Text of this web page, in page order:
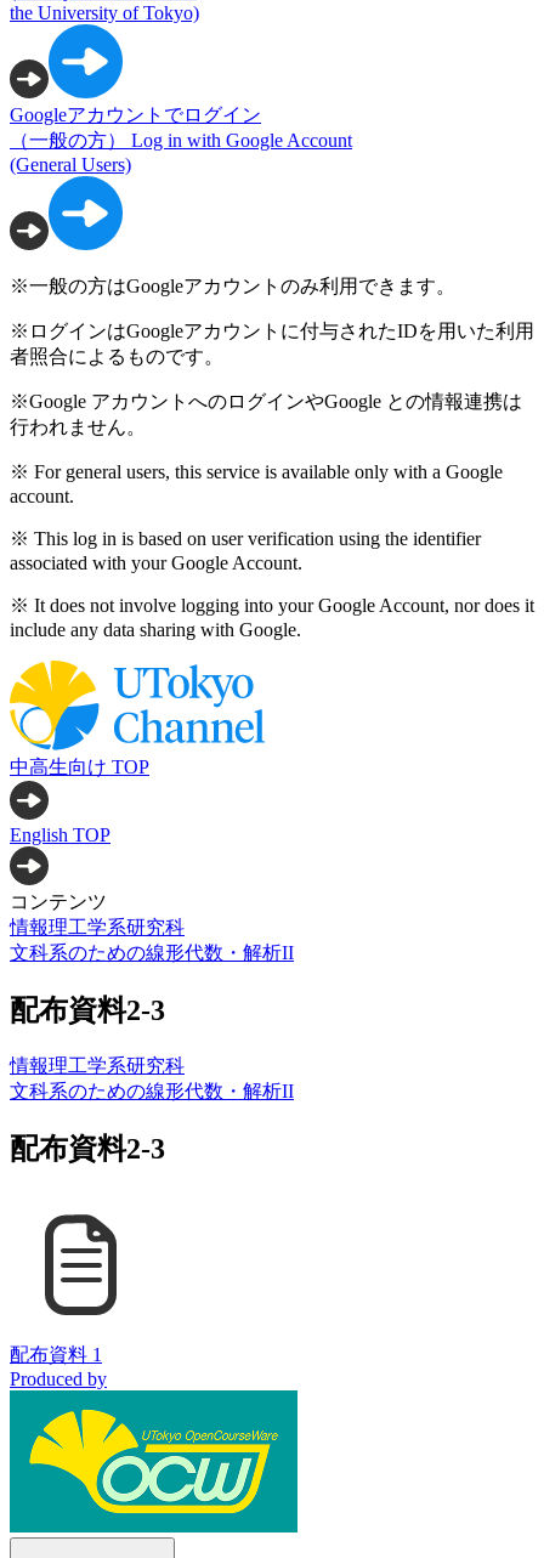
the University of Tokyo)
Googleアカウントでログイン
（一般の方）
Log in with Google Account
(General Users)
※一般の方はGoogleアカウントのみ利用できます。
※ログインはGoogleアカウントに付与されたIDを用いた利用
者照合によるものです。
※Google アカウントへのログインやGoogle との情報連携は
行われません。
※ For general users, this service is available only with a Google
account.
※ This log in is based on user verification using the identifier
associated with your Google Account.
※ It does not involve logging into your Google Account, nor does it
include any data sharing with Google.
中高生向け TOP
English TOP
コンテンツ
情報理工学系研究科
文科系のための線形代数・解析II
配布資料2-3
情報理工学系研究科
文科系のための線形代数・解析II
配布資料2-3
配布資料 1
Produced by